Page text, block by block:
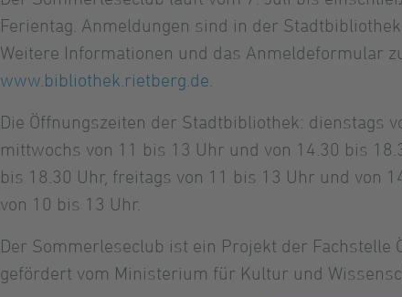
Ferientag. Anmeldungen sind in der
Weitere Informationen und das Anmeldeformular
www.bibliothek.rietberg.de
Die Öffnungszeiten der Stadtbibliothek: dienstags
mittwochs von 11 bis 13 Uhr und von 14.30 bis
bis 18.30 Uhr, freitags von 11 bis 13 Uhr und von
von 10 bis 13 Uhr.
Der Sommerleseclub ist ein Projekt der Fachstelle
gefördert vom Ministerium für Kultur und